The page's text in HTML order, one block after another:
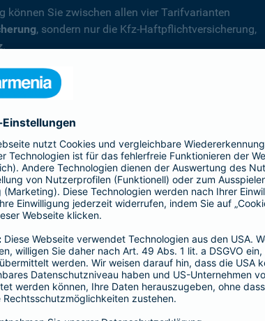
können Sie zwischen allen vier Tarifvarianten
, sondern nur die Kfz-Haftpflichtversicherung,
.
Campingfahrzeuge) gilt immer der
wählen.
vereinbart, deckt diese –
auch alle Leistungen der
erklärt
Der Gesamtverband der Deutschen